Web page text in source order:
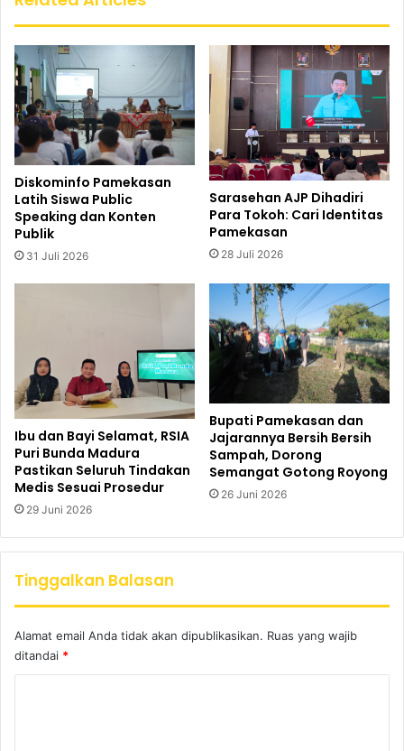
Diskominfo Pamekasan
Latih Siswa Public
Speaking dan Konten
Publik
31 Juli 2026
Sarasehan AJP Dihadiri
Para Tokoh: Cari Identitas
Pamekasan
28 Juli 2026
Ibu dan Bayi Selamat, RSIA
Puri Bunda Madura
Pastikan Seluruh Tindakan
Medis Sesuai Prosedur
29 Juni 2026
Bupati Pamekasan dan
Jajarannya Bersih Bersih
Sampah, Dorong
Semangat Gotong Royong
26 Juni 2026
Tinggalkan Balasan
Alamat email Anda tidak akan dipublikasikan. Ruas yang wajib
ditandai *